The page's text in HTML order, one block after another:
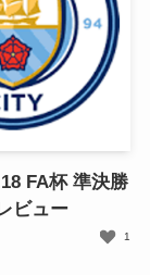
FA杯 準決勝
ビュー
1